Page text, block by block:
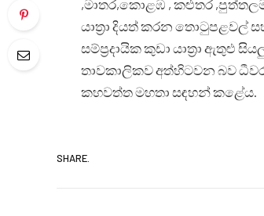
,මාතර,කොළඹ , කළුතර
යාත්‍රා දියත් කරන තොටුපළවල්
සම්ප්‍රදායික කුඩා යාත්‍රා ඇතුළු
තාවකාලිකව අත්හිටවන බව
කහවත්ත මහතා සඳහන් කළේය.
SHARE.